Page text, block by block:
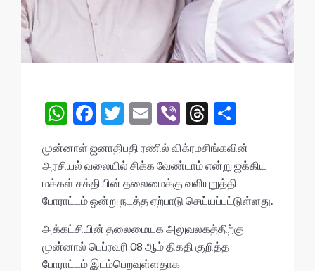
W
at
s
A
p
p
F
e
b
o
o
k
T
itt
er
E
ai
l
Vi
er
T
ea
ds
ar
e
முன்னாள் ஜனாதிபதி ரணில் விக்ரமசிங்கவின்
அரசியல் வலையில் சிக்க வேண்டாம் என்று ஐக்கிய
மக்கள் சக்தியின் தலைமைக்கு வலியுறுத்தி
போராட்டம் ஒன்று நடத்த ஏற்பாடு செய்யப்பட்டுள்ளது.
அக்கட்சியின் தலைமையக அலுவலகத்திற்கு
முன்னால் பெப்ரவரி 08 ஆம் திகதி குறித்த
போராட்டம் இடம்பெறவுள்ளதாக